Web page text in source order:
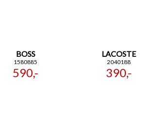
BOSS
1580885
590,-
LACOSTE
2040188
390,-